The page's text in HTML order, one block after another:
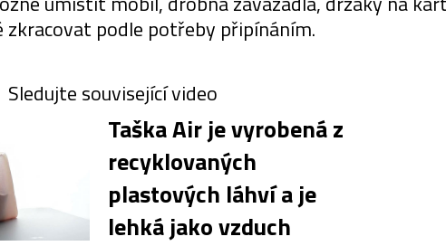
zkracovat podle potřeby připínáním.
Sledujte související video
Taška Air je vyrobená z
recyklovaných
plastových láhví a je
lehká jako vzduch